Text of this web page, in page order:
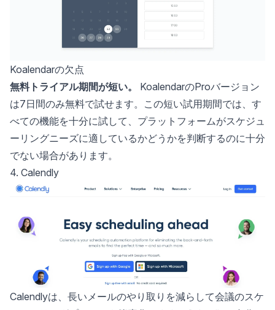
Koalendarの欠点
無料トライアル期間が短い。
KoalendarのProバージョン
は7日間のみ無料で試せます。この短い試用期間では、す
べての機能を十分に試して、プラットフォームがスケジュ
ーリングニーズに適しているかどうかを判断するのに十分
でない場合があります。
4. Calendly
Calendlyは、長いメールのやり取りを減らして会議のスケ